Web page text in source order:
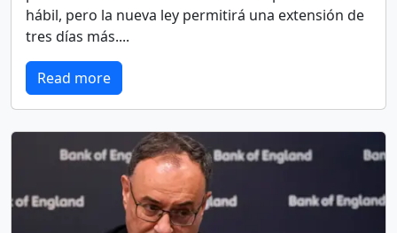
hábil, pero la nueva ley permitirá una extensión de
tres días más....
Read more